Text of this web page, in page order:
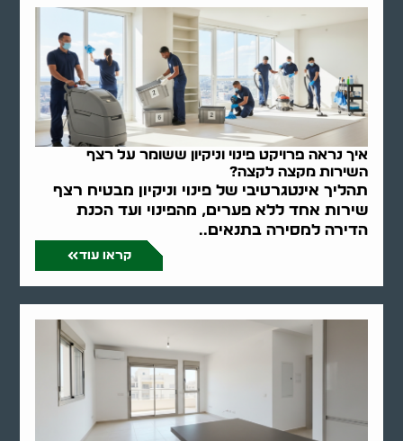
איך נראה פרויקט פינוי וניקיון ששומר על רצף
השירות מקצה לקצה?
תהליך אינטגרטיבי של פינוי וניקיון מבטיח רצף
שירות אחד ללא פערים, מהפינוי ועד הכנת
הדירה למסירה בתנאים..
קראו עוד